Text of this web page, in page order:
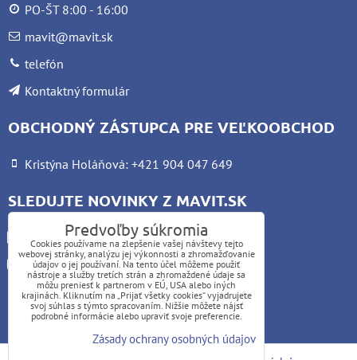
PO-ŠT 8:00 - 16:00
mavit@mavit.sk
telefón
Kontaktný formulár
OBCHODNÝ ZÁSTUPCA PRE VEĽKOOBCHOD
Kristýna Holáňová: +421 904 047 649
SLEDUJTE NOVINKY Z MAVIT.SK
Facebook
Instagram
UPOZORNENIE:
Platba kartou nie je možná
Predvoľby súkromia
Cookies používame na zlepšenie vašej návštevy tejto
webovej stránky, analýzu jej výkonnosti a zhromažďovanie
údajov o jej používaní. Na tento účel môžeme použiť
nástroje a služby tretích strán a zhromaždené údaje sa
môžu preniesť k partnerom v EÚ, USA alebo iných
krajinách. Kliknutím na „Prijať všetky cookies“ vyjadrujete
svoj súhlas s týmto spracovaním. Nižšie môžete nájsť
podrobné informácie alebo upraviť svoje preferencie.
Zásady ochrany osobných údajov